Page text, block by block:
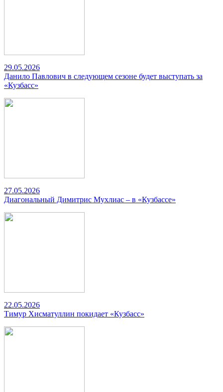
29.05.2026
Данило Павлович в следующем сезоне будет выступать за
«Кузбасс»
27.05.2026
Диагональный Димитрис Мухлиас – в «Кузбассе»
22.05.2026
Тимур Хисматуллин покидает «Кузбасс»